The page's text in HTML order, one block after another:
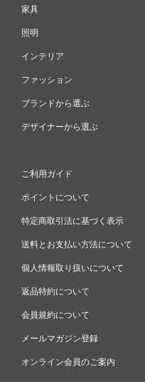
家具
照明
インテリア
ファッション
ブランドから選ぶ
デザイナーから選ぶ
ご利用ガイド
ポイントについて
特定商取引法に基づく表示
送料とお支払い方法について
個人情報取り扱いについて
返品特約について
会員規約について
メールマガジン登録
オンライン会員のご案内